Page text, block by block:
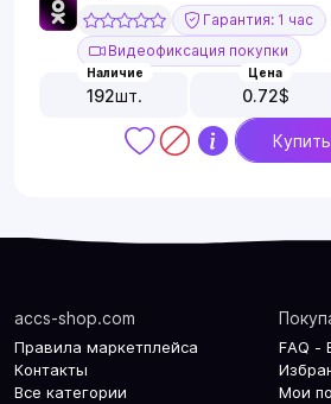
Гарантия: 1 час
Видеофиксация покупки
Наличие
192шт.
Цена
0.72$
Купить
accs-shop.com
Правила маркетплейса
Контакты
Все категории
FAQ -
Мои